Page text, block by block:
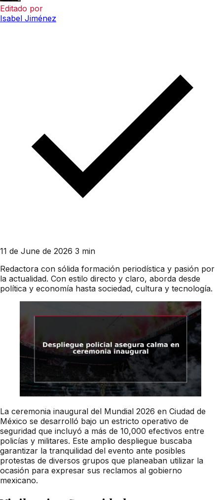
Editado por
Isabel Jiménez
11 de June de 2026 3 min
Redactora con sólida formación periodística y pasión por
la actualidad. Con estilo directo y claro, aborda desde
política y economía hasta sociedad, cultura y tecnología.
La ceremonia inaugural del Mundial 2026 en Ciudad de
México se desarrolló bajo un estricto operativo de
seguridad que incluyó a más de 10,000 efectivos entre
policías y militares. Este amplio despliegue buscaba
garantizar la tranquilidad del evento ante posibles
protestas de diversos grupos que planeaban utilizar la
ocasión para expresar sus reclamos al gobierno
mexicano.